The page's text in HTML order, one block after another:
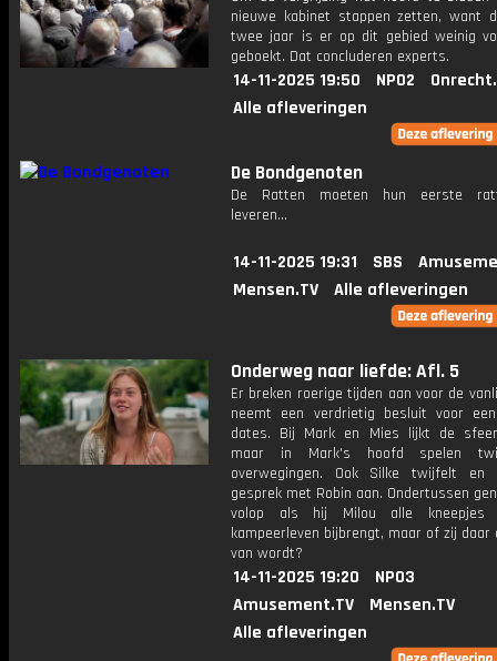
nieuwe kabinet stappen zetten, want
twee jaar is er op dit gebied weinig
geboekt. Dat concluderen experts.
14-11-2025 19:50 NPO2
Alle afleveringen
De Bondgenoten
De Ratten moeten hun eerste
leveren...
14-11-2025 19:31 SBS
Mensen.TV
Alle afleveringen
Onderweg naar liefde: Afl. 5
Er breken roerige tijden aan voor de
neemt een verdrietig besluit voor
dates. Bij Mark en Mies lijkt de
maar in Mark's hoofd spelen
overwegingen. Ook Silke twijfelt
gesprek met Robin aan. Ondertussen
volop als hij Milou alle kneepjes
kampeerleven bijbrengt, maar of zij daar
van wordt?
14-11-2025 19:20
NPO3
Amusement.TV
Mensen.TV
Alle afleveringen